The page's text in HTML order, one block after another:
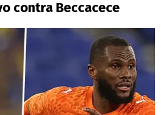
contra Beccacece